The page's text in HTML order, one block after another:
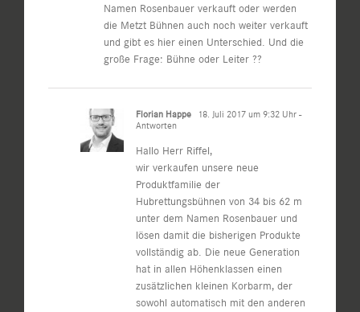
Namen Rosenbauer verkauft oder werden
die Metzt Bühnen auch noch weiter verkauft
und gibt es hier einen Unterschied. Und die
große Frage: Bühne oder Leiter ??
Florian Happe 18. Juli 2017 um 9:32 Uhr -
Antworten
Hallo Herr Riffel,
wir verkaufen unsere neue
Produktfamilie der
Hubrettungsbühnen von 34 bis 62 m
unter dem Namen Rosenbauer und
lösen damit die bisherigen Produkte
vollständig ab. Die neue Generation
hat in allen Höhenklassen einen
zusätzlichen kleinen Korbarm, der
sowohl automatisch mit den anderen